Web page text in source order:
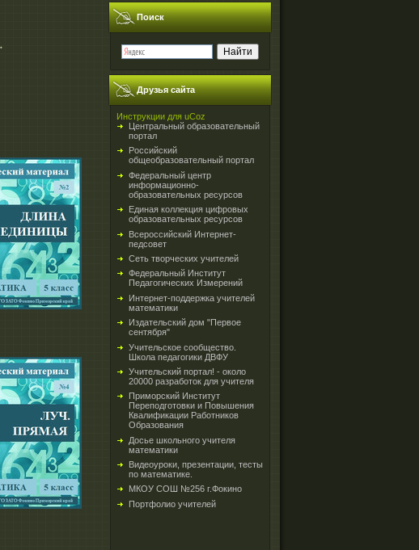
Поиск
Друзья сайта
Инструкции для uCoz
Центральный образовательный
портал
Российский
общеобразовательный портал
Федеральный центр
информационно-
образовательных ресурсов
Единая коллекция цифровых
образовательных ресурсов
Всероссийский Интернет-
педсовет
Сеть творческих учителей
Федеральный Институт
Педагогических Измерений
Интернет-поддержка учителей
математики
Издательский дом "Первое
сентября"
Учительское сообщество.
Школа педагогики ДВФУ
Учительский портал! - около
20000 разработок для учителя
Приморский Институт
Переподготовки и Повышения
Квалификации Работников
Образования
Досье школьного учителя
математики
Видеоуроки, презентации, тесты
по математике.
МКОУ СОШ №256 г.Фокино
Портфолио учителей